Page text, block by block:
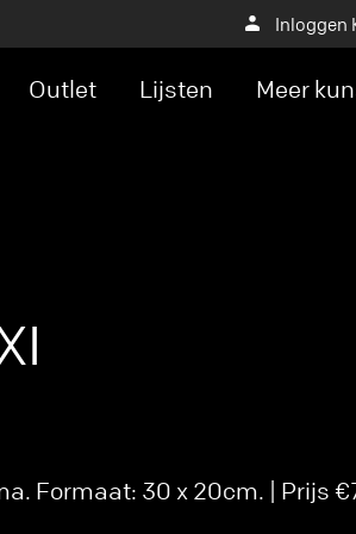
Inloggen
Outlet Lijsten Meer
Formaat: 30 x 20cm. | Prijs